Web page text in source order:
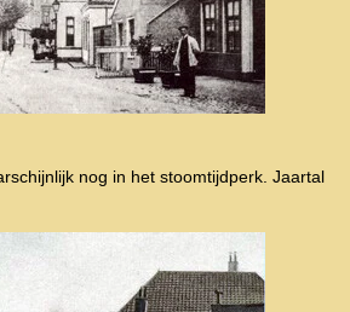
nog in het stoomtijdperk. Jaartal